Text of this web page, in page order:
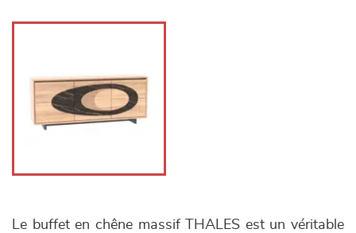
Le buffet en chêne massif THALES est un véritable